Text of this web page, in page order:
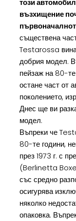
този
възхищение
съществена
Testarossa
добрия модел.
пейзаж на 80-
остане част от
поколението,
Днес ще ви
модел.
Въпреки че
80-те години,
през 1973 г. с
(Berlinetta
със средно
осигурява
няколко
опаковка.